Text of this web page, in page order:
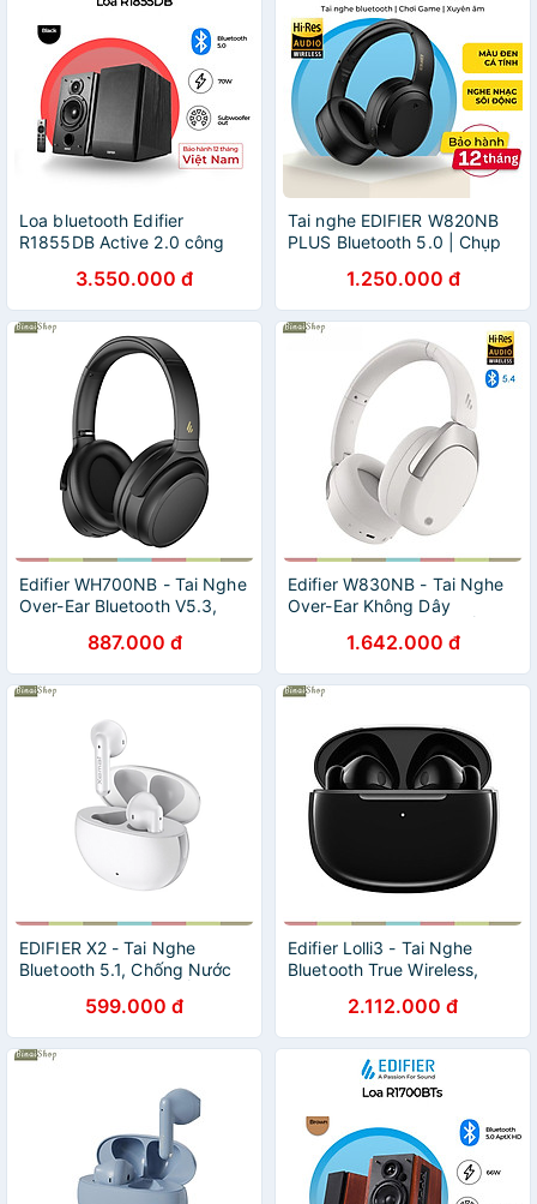
Loa bluetooth Edifier
R1855DB Active 2.0 công
3.550.000 đ
Tai nghe EDIFIER W820NB
PLUS Bluetooth 5.0 | Chụp
thanh chất lượng cao Hires |
Chơi game - Hàng chính
hãng
1.250.000 đ
Edifier WH700NB - Tai Nghe
Over-Ear Bluetooth V5.3,
40mm , Kết Nối Thiết Bị Kép,
Sử Dụng 68 Giờ - Hàng
chính hãng
887.000 đ
Edifier W830NB - Tai Nghe
Over-Ear Không Dây
Chủ Động, Hi-Res Audio
Wireless, LDAC -45dB, Sử
Dụng 94 Giờ - Hàng chính
1.642.000 đ
EDIFIER X2 - Tai Nghe
Bluetooth 5.1, Chống Nước
Chơi Game, Thời Lượng Pin
28 Giờ - hàng chính hãng
599.000 đ
Edifier Lolli3 - Tai Nghe
Bluetooth True Wireless,
Snapdragon Sound ,
Bluetooth V5.3, Nhận Cuộc
Gọi, Chống Ồn Tốt. Hàng
chính hãng
2.112.000 đ